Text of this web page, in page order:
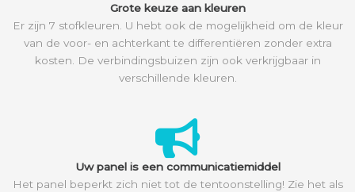
Grote keuze aan kleuren
Er zijn 7 stofkleuren. U hebt ook de mogelijkheid om de kleur
van de voor- en achterkant te differentiëren zonder extra
kosten. De verbindingsbuizen zijn ook verkrijgbaar in
verschillende kleuren.
Uw panel is een communicatiemiddel
Het panel beperkt zich niet tot de tentoonstelling! Zie het als